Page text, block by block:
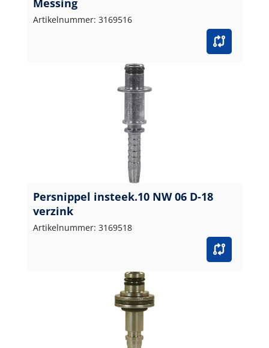
Artikelnummer: 3169516
Persnippel insteek.10 NW 06 D-18
verzink
Artikelnummer: 3169518